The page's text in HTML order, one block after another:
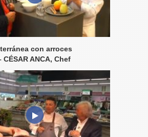
con arroces
ANCA, Chef